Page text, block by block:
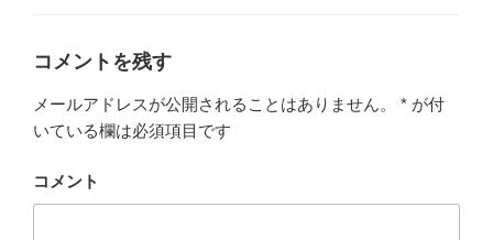
ー
コメントを残す
メールアドレスが公開されることはありません。 * が付
いている欄は必須項目です
コメント